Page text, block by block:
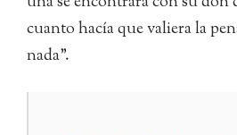
cuanto hacía que valiera la
nada”.